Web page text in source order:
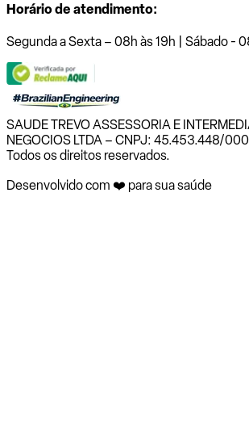
Horário de atendimento:
Segunda a Sexta – 08h às 19h | Sábado -
SAUDE TREVO ASSESSORIA E
NEGOCIOS LTDA – CNPJ: 45.453.448/
Todos os direitos reservados.
Desenvolvido com ❤️ para sua saúde